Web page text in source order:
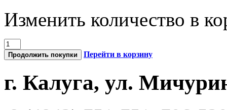
Изменить количество в
Продолжить покупки Перейти в корзину
г. Калуга, ул.